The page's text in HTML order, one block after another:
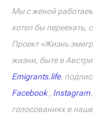
Мы с женой
хотел бы переехать,
Проект «Жизнь
жизни, быте в
Emigrants.life,
Facebook, Instagram,
голосованиях в